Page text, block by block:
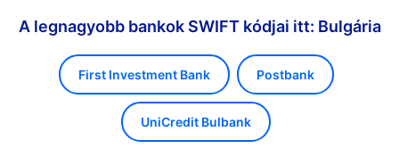
A legnagyobb bankok SWIFT kódjai itt: Bulgária
First Investment Bank Postbank
UniCredit Bulbank